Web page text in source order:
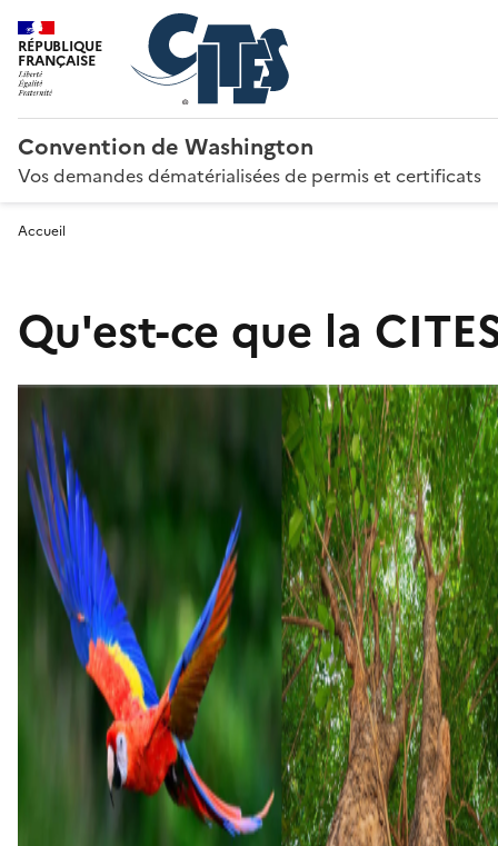
RÉPUBLIQUE
FRANÇAISE
Convention de Washington
Vos demandes dématérialisées de permis et certificats
Accueil
Qu'est-ce que la